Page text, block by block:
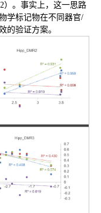
）。事实上，这一思路
学标记物在不同器官/
的验证方案。